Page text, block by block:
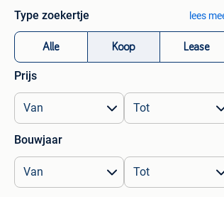
Type zoekertje lees
Alle Koop Lease
Prijs
Bouwjaar